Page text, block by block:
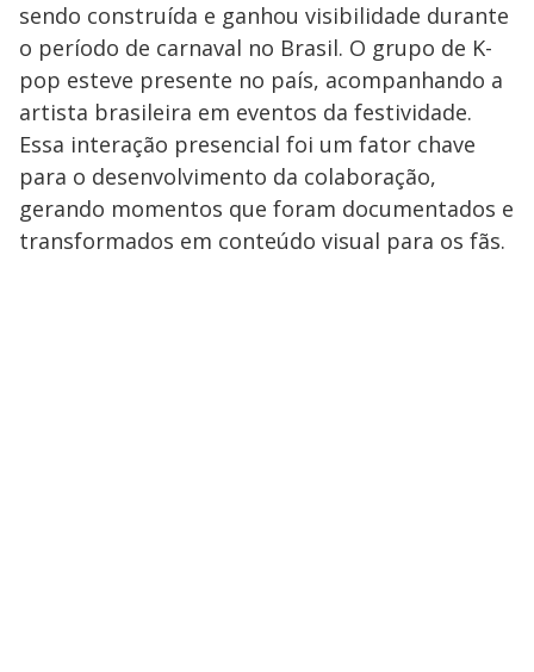
sendo construída e ganhou visibilidade durante
o período de carnaval no Brasil. O grupo de K-
pop esteve presente no país, acompanhando a
artista brasileira em eventos da festividade.
Essa interação presencial foi um fator chave
para o desenvolvimento da colaboração,
gerando momentos que foram documentados e
transformados em conteúdo visual para os fãs.